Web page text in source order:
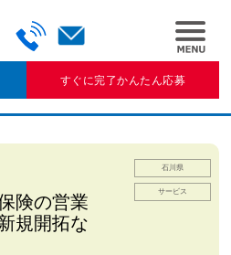
すぐに完了かんたん応募
石川県
サービス
険の営業
規開拓な